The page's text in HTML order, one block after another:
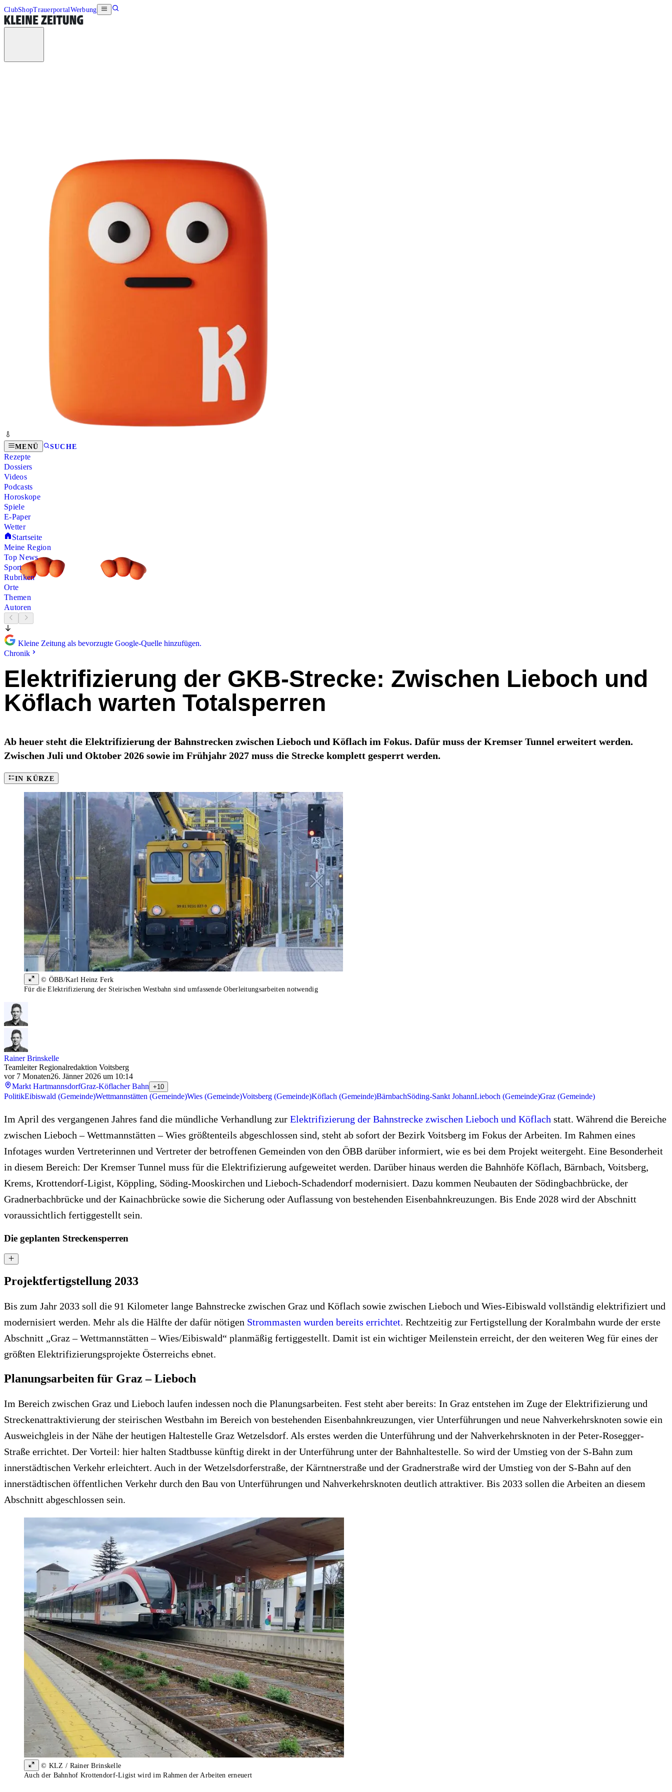
ClubShopTrauerportalWerbung
MENÜ SUCHE
Rezepte
Dossiers
Videos
Podcasts
Horoskope
Spiele
E-Paper
Wetter
Startseite
Meine Region
Top News
Sport
Rubriken
Orte
Themen
Autoren
Kleine Zeitung als bevorzugte Google-Quelle hinzufügen.
Chronik
Elektrifizierung der GKB-Strecke: Zwischen Lieboch und
Köflach warten Totalsperren
Ab heuer steht die Elektrifizierung der Bahnstrecken zwischen Lieboch und Köflach im Fokus. Dafür muss der Kremser Tunnel erweitert werden.
Zwischen Juli und Oktober 2026 sowie im Frühjahr 2027 muss die Strecke komplett gesperrt werden.
IN KÜRZE
© ÖBB/Karl Heinz Ferk
Für die Elektrifizierung der Steirischen Westbahn sind umfassende Oberleitungsarbeiten notwendig
Rainer Brinskelle
Teamleiter Regionalredaktion Voitsberg
vor 7 Monaten26. Jänner 2026 um 10:14
Markt HartmannsdorfGraz-Köflacher Bahn +10
PolitikEibiswald (Gemeinde)Wettmannstätten (Gemeinde)Wies (Gemeinde)Voitsberg (Gemeinde)Köflach (Gemeinde)BärnbachSöding-Sankt JohannLieboch (Gemeinde)Graz (Gemeinde)
Im April des vergangenen Jahres fand die mündliche Verhandlung zur Elektrifizierung der Bahnstrecke zwischen Lieboch und Köflach statt. Während die Bereiche
zwischen Lieboch – Wettmannstätten – Wies größtenteils abgeschlossen sind, steht ab sofort der Bezirk Voitsberg im Fokus der Arbeiten. Im Rahmen eines
Infotages wurden Vertreterinnen und Vertreter der betroffenen Gemeinden von den ÖBB darüber informiert, wie es bei dem Projekt weitergeht. Eine Besonderheit
in diesem Bereich: Der Kremser Tunnel muss für die Elektrifizierung aufgeweitet werden. Darüber hinaus werden die Bahnhöfe Köflach, Bärnbach, Voitsberg,
Krems, Krottendorf-Ligist, Köppling, Söding-Mooskirchen und Lieboch-Schadendorf modernisiert. Dazu kommen Neubauten der Södingbachbrücke, der
Gradnerbachbrücke und der Kainachbrücke sowie die Sicherung oder Auflassung von bestehenden Eisenbahnkreuzungen. Bis Ende 2028 wird der Abschnitt
voraussichtlich fertiggestellt sein.
Die geplanten Streckensperren
Projektfertigstellung 2033
Bis zum Jahr 2033 soll die 91 Kilometer lange Bahnstrecke zwischen Graz und Köflach sowie zwischen Lieboch und Wies-Eibiswald vollständig elektrifiziert und
modernisiert werden. Mehr als die Hälfte der dafür nötigen Strommasten wurden bereits errichtet. Rechtzeitig zur Fertigstellung der Koralmbahn wurde der erste
Abschnitt „Graz – Wettmannstätten – Wies/Eibiswald“ planmäßig fertiggestellt. Damit ist ein wichtiger Meilenstein erreicht, der den weiteren Weg für eines der
größten Elektrifizierungsprojekte Österreichs ebnet.
Planungsarbeiten für Graz – Lieboch
Im Bereich zwischen Graz und Lieboch laufen indessen noch die Planungsarbeiten. Fest steht aber bereits: In Graz entstehen im Zuge der Elektrifizierung und
Streckenattraktivierung der steirischen Westbahn im Bereich von bestehenden Eisenbahnkreuzungen, vier Unterführungen und neue Nahverkehrsknoten sowie ein
Ausweichgleis in der Nähe der heutigen Haltestelle Graz Wetzelsdorf. Als erstes werden die Unterführung und der Nahverkehrsknoten in der Peter-Rosegger-
Straße errichtet. Der Vorteil: hier halten Stadtbusse künftig direkt in der Unterführung unter der Bahnhaltestelle. So wird der Umstieg von der S-Bahn zum
innerstädtischen Verkehr erleichtert. Auch in der Wetzelsdorferstraße, der Kärntnerstraße und der Gradnerstraße wird der Umstieg von der S-Bahn auf den
innerstädtischen öffentlichen Verkehr durch den Bau von Unterführungen und Nahverkehrsknoten deutlich attraktiver. Bis 2033 sollen die Arbeiten an diesem
Abschnitt abgeschlossen sein.
© KLZ / Rainer Brinskelle
Auch der Bahnhof Krottendorf-Ligist wird im Rahmen der Arbeiten erneuert